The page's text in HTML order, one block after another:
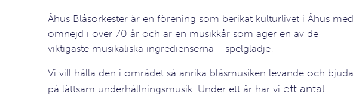
Åhus Blåsorkester är en förening som berikat kulturlivet i Åhus med
omnejd i över 70 år och är en musikkår som äger en av de
viktigaste musikaliska ingredienserna – spelglädje!
Vi vill hålla den i området så anrika blåsmusiken levande och bjuda
på lättsam underhållningsmusik. Under ett år har vi ett antal